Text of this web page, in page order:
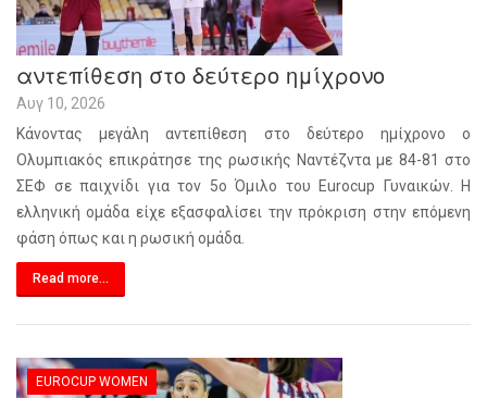
αντεπίθεση στο δεύτερο ημίχρονο
Αυγ 10, 2026
Κάνοντας μεγάλη αντεπίθεση στο δεύτερο ημίχρονο ο
Ολυμπιακός επικράτησε της ρωσικής Ναντέζντα με 84-81 στο
ΣΕΦ σε παιχνίδι για τον 5ο Όμιλο του Eurocup Γυναικών. Η
ελληνική ομάδα είχε εξασφαλίσει την πρόκριση στην επόμενη
φάση όπως και η ρωσική ομάδα.
Read more...
EUROCUP WOMEN